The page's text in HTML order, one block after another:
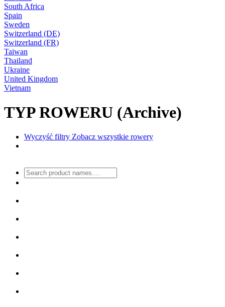
South Africa
Spain
Sweden
Switzerland (DE)
Switzerland (FR)
Taiwan
Thailand
Ukraine
United Kingdom
Vietnam
TYP ROWERU (Archive)
Wyczyść filtry Zobacz wszystkie rowery